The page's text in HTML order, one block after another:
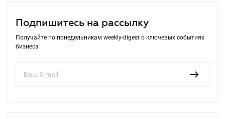
Подпишитесь на рассылку
Получайте по понедельникам weekly-digest о ключевых событиях
бизнеса